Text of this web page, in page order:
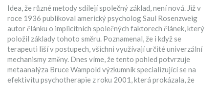
Idea, že různé metody sdílejí společný základ, není nová. Již v
roce 1936 publikoval americký psychologSaul Rosenzweig
autor článku o implicitních společných faktorech článek, který
položil základy tohoto směru. Poznamenal, že i když se
terapeuti liší v postupech, všichni využívají určité univerzální
mechanismy změny. Dnes víme, že tento pohled potvrzuje
metaanalýza Bruce Wampold výzkumník specializující se na
efektivitu psychotherapie z roku 2001, která prokázala, že